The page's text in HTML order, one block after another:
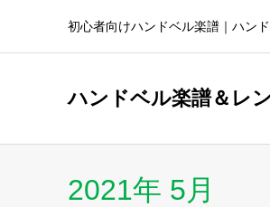
初心者向けハンドベル楽譜｜ハン
ハンドベル楽譜＆レ
2021年 5月